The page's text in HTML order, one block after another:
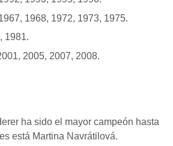
1968, 1972, 1973, 1975.
1981.
2005, 2007, 2008.
ha sido el mayor campeón hasta
está Martina Navrátilová.